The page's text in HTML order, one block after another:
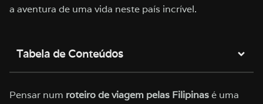
a aventura de uma vida neste país incrível.
Tabela de Conteúdos
Pensar num roteiro de viagem pelas Filipinasé uma